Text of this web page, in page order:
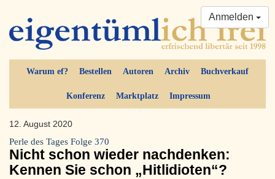
Warum ef? Bestellen Autoren Archiv Buchverkauf
Konferenz Marktplatz Impressum
Anmelden
12. August 2020
Perle des Tages Folge 370
Nicht schon wieder nachdenken:
Kennen Sie schon „Hitlidioten“?